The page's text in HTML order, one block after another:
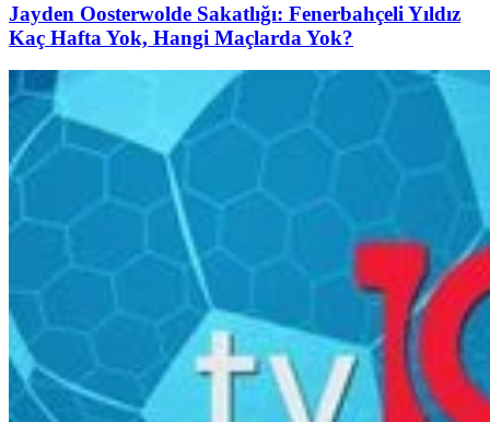
Jayden Oosterwolde Sakatlığı: Fenerbahçeli Yıldız
Kaç Hafta Yok, Hangi Maçlarda Yok?